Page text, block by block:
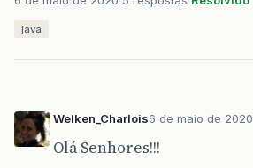
java
Welken_Charlois6 de maio de 2020
Olá Senhores!!!